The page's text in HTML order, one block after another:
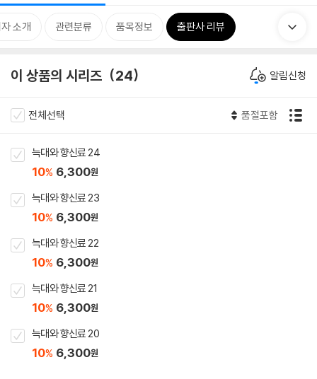
소개 관련분류 품목정보 출판사 리뷰
이 상품의 시리즈 24 알림신청
전체선택 품절포함
늑대와 향신료 24
10% 6,300원
늑대와 향신료 23
10% 6,300원
늑대와 향신료 22
10% 6,300원
늑대와 향신료 21
10% 6,300원
늑대와 향신료 20
10% 6,300원